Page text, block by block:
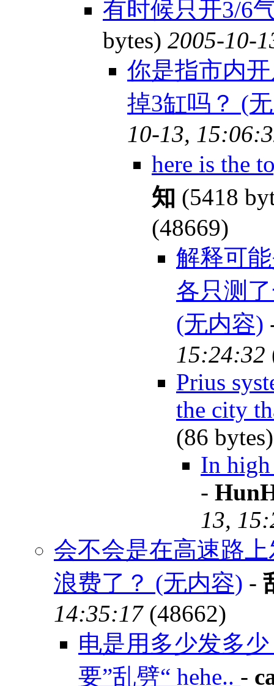
有时候只开3/6
bytes) 2005-10-
你是指市内
掉3缸吗？ (
10-13,
here is the
知 (5418
(48669)
解释可
各只测
(无内容)
15:24:32
Prius
the city
(86
In high
-
13,
会不会是在高速路
浪费了？ (无内容) -
14:35:17(48662)
电是用多少发多
要”乱劈“ hehe.. -